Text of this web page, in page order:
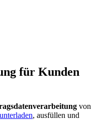
für Kunden
von
, ausfüllen und